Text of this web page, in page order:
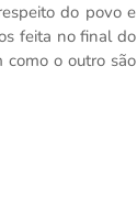
do povo e
feita no final do
como o outro são